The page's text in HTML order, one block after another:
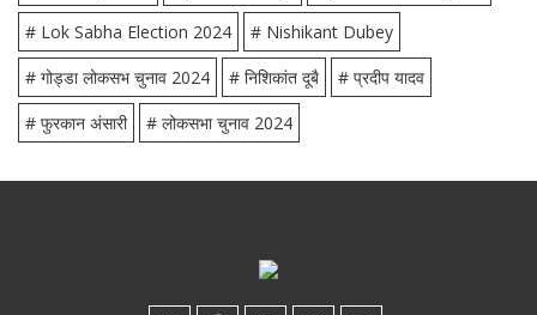
# Lok Sabha Election 2024
# Nishikant Dubey
# गोड्डा लोकसभ चुनाव 2024
# निशिकांत दूबै
# प्रदीप यादव
# फुरकान अंसारी
# लोकसभा चुनाव 2024